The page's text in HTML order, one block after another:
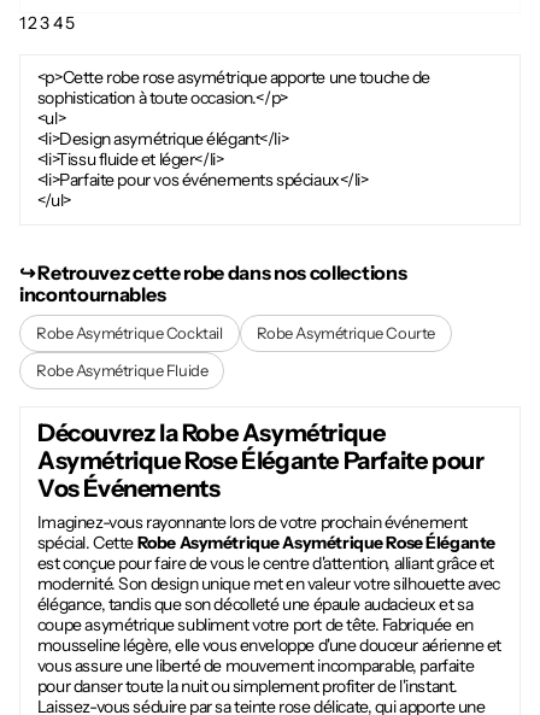
12345
<p>Cette robe rose asymétrique apporte une touche de
sophistication à toute occasion.</p>
<ul>
<li>Design asymétrique élégant</li>
<li>Tissu fluide et léger</li>
<li>Parfaite pour vos événements spéciaux</li>
</ul>
↪︎ Retrouvez cette robe dans nos collections
incontournables
Robe Asymétrique Cocktail
Robe Asymétrique Courte
Robe Asymétrique Fluide
Découvrez laRobe Asymétrique
Asymétrique Rose ÉléganteParfaite pour
Vos Événements
Imaginez-vous rayonnante lors de votre prochain événement
spécial. CetteRobe Asymétrique Asymétrique Rose Élégante
est conçue pour faire de vous le centre d'attention, alliant grâce et
modernité. Son design unique met en valeur votre silhouette avec
élégance, tandis que son décolleté une épaule audacieux et sa
coupe asymétrique subliment votre port de tête. Fabriquée en
mousseline légère, elle vous enveloppe d'une douceur aérienne et
vous assure une liberté de mouvement incomparable, parfaite
pour danser toute la nuit ou simplement profiter de l'instant.
Laissez-vous séduire par sa teinte rose délicate, qui apporte une